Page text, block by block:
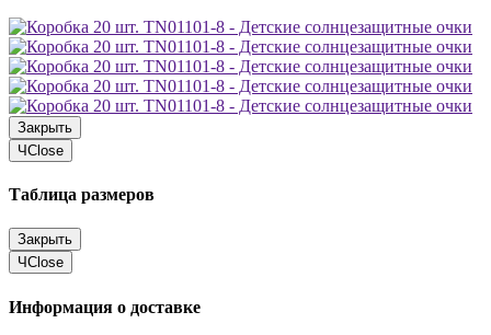
Закрыть
ЧClose
Таблица размеров
Закрыть
ЧClose
Информация о доставке